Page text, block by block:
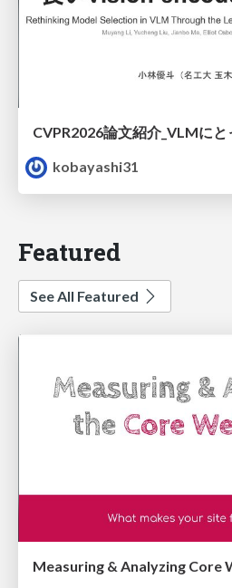
kobayashi31
Featured
See All Featured
Measuring & Analyzing Core